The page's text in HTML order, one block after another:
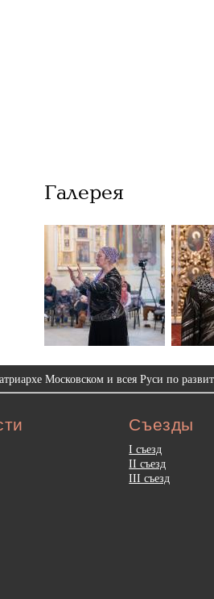
Галерея
Московском и всея Руси по
Съезды
I съезд
II съезд
III съезд